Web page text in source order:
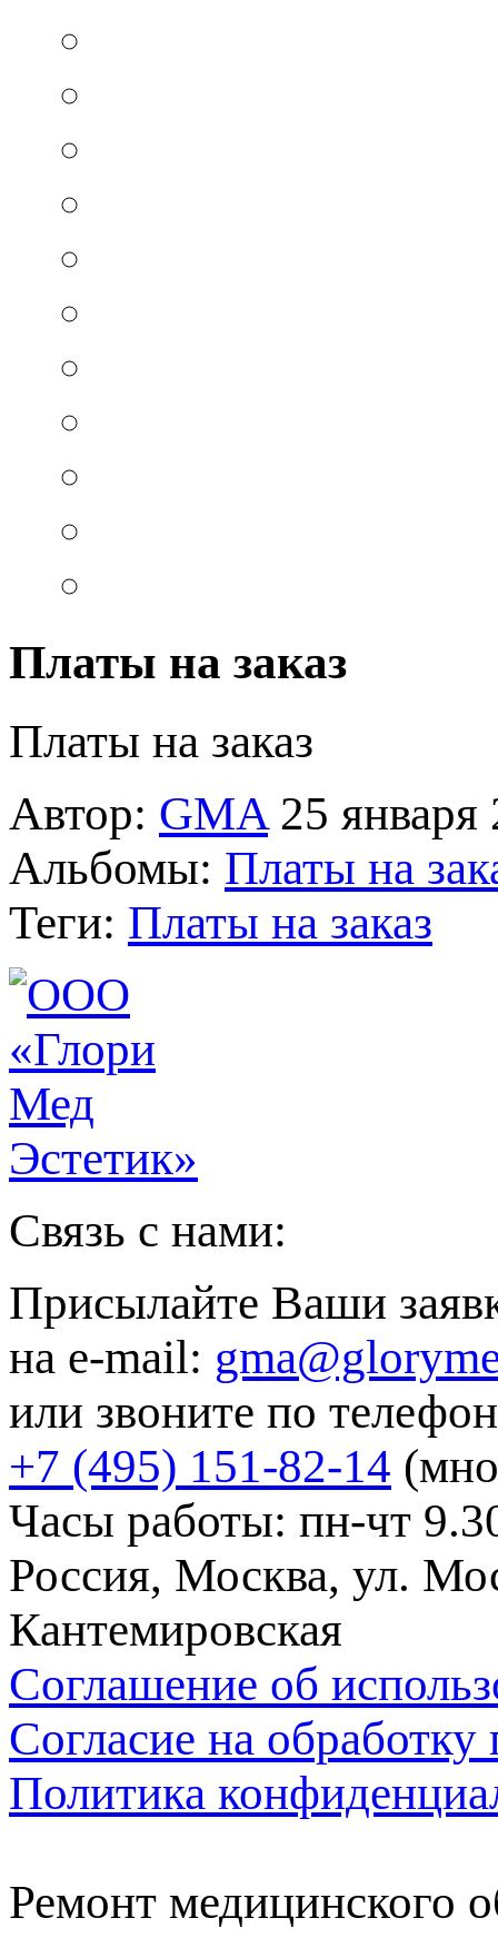
Платы на заказ
Платы на заказ
Автор: GMA25 января
Альбомы: Платы на
Теги: Платы на заказ
Связь с нами:
Присылайте Ваши
на e-mail:
или звоните по
+7 (495) 151-82-14
Часы работы: пн-чт
Россия, Москва, ул.
Кантемировская
Соглашение об
Согласие на
Политика
Ремонт медицинского